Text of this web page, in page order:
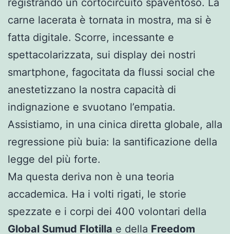
carne lacerata è tornata in mostra, ma si è
fatta digitale. Scorre, incessante e
spettacolarizzata, sui display dei nostri
smartphone, fagocitata da flussi social che
anestetizzano la nostra capacità di
indignazione e svuotano l’empatia.
Assistiamo, in una cinica diretta globale, alla
regressione più buia: la santificazione della
legge del più forte.
Ma questa deriva non è una teoria
accademica. Ha i volti rigati, le storie
spezzate e i corpi dei 400 volontari della
Global Sumud Flotilla e della Freedom